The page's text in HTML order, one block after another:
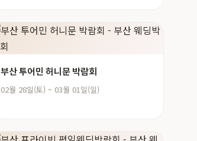
부산 투어민 허니문 박람회
02월 28일(토) ~ 03월 01일(일)